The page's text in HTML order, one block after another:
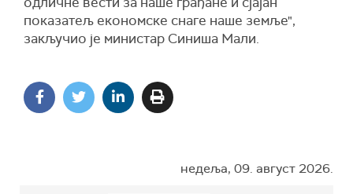
показатељ економске снаге наше земље",
закључио је министар Синиша Мали.
недеља, 09. август 2026.